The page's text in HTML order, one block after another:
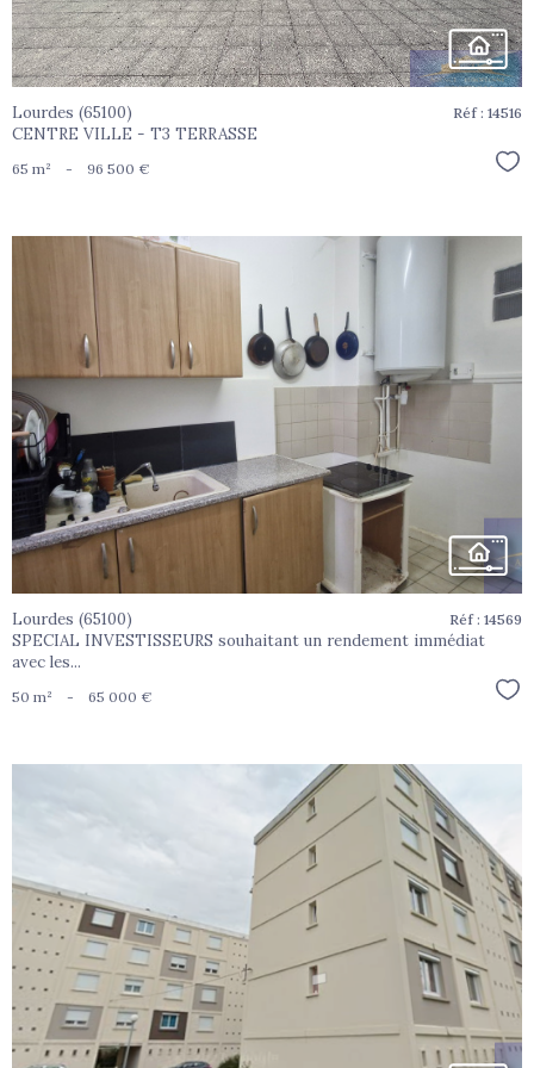
Lourdes (65100)
CENTRE VILLE - T3 TERRASSE
Réf : 14516
65 m² - 96 500 €
voir le
bien
Lourdes (65100)
SPECIAL INVESTISSEURS souhaitant un rendement immédiat
avec les...
Réf : 14569
50 m² - 65 000 €
voir le
bien